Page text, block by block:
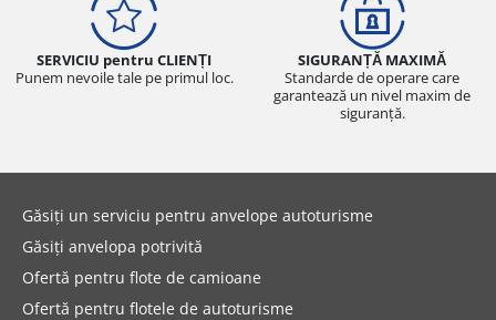
SERVICIU pentru CLIENȚI
Punem nevoile tale pe primul loc.
SIGURANȚĂ MAXIMĂ
Standarde de operare care
garantează un nivel maxim de
siguranță.
Găsiți un serviciu pentru anvelope autoturisme
Găsiți anvelopa potrivită
Ofertă pentru flote de camioane
Ofertă pentru flotele de autoturisme